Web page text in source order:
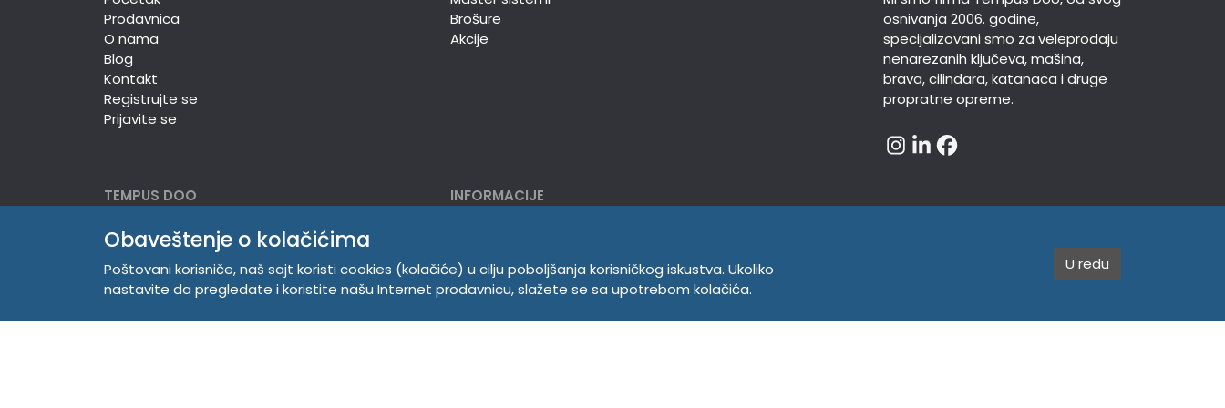
Prodavnica
O nama
Blog
Kontakt
Registrujte se
Prijavite se
Brošure
Akcije
TEMPUS DOO
Trg Komenskog 2, 21000
Telefon:381 21 529 883
Mobilni:381 63 529 608
INFORMACIJE
Politika privatnosti
osnivanja 2006. godine,
specijalizovani smo za veleprodaju
nenarezanih ključeva, mašina,
brava, cilindara, katanaca i druge
propratne opreme.
Obaveštenje o kolačićima
Poštovani korisniče, naš sajt koristi cookies (kolačiće) u cilju poboljšanja korisničkog iskustva. Ukoliko
nastavite da pregledate i koristite našu Internet prodavnicu, slažete se sa upotrebom kolačića.
U redu